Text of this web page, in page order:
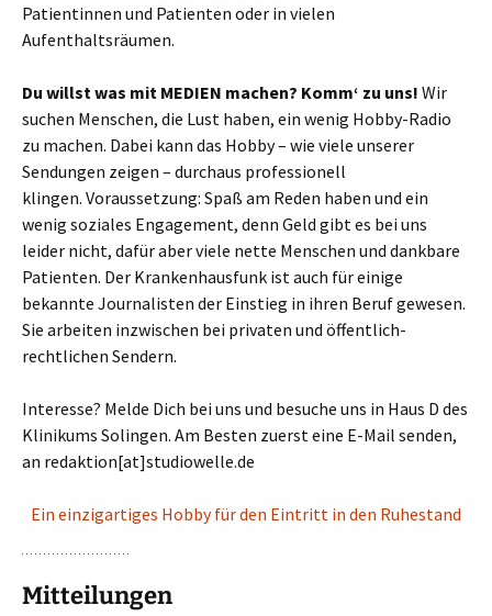
Patientinnen und Patienten oder in vielen
Aufenthaltsräumen.
Du willst was mit MEDIEN machen? Komm‘ zu uns! Wir
suchen Menschen, die Lust haben, ein wenig Hobby-Radio
zu machen. Dabei kann das Hobby – wie viele unserer
Sendungen zeigen – durchaus professionell
klingen. Voraussetzung: Spaß am Reden haben und ein
wenig soziales Engagement, denn Geld gibt es bei uns
leider nicht, dafür aber viele nette Menschen und dankbare
Patienten. Der Krankenhausfunk ist auch für einige
bekannte Journalisten der Einstieg in ihren Beruf gewesen.
Sie arbeiten inzwischen bei privaten und öffentlich-
rechtlichen Sendern.
Interesse? Melde Dich bei uns und besuche uns in Haus D des
Klinikums Solingen. Am Besten zuerst eine E-Mail senden,
an redaktion[at]studiowelle.de
Ein einzigartiges Hobby für den Eintritt in den Ruhestand
Mitteilungen